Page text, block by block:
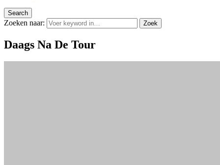
Search
Zoeken naar: Zoek
Daags Na De Tour